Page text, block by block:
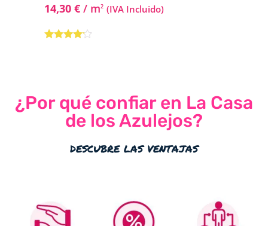
14,30 € / m2 (IVA Incluido)
¿Por qué confiar en La Casa
de los Azulejos?
descubre las ventajas